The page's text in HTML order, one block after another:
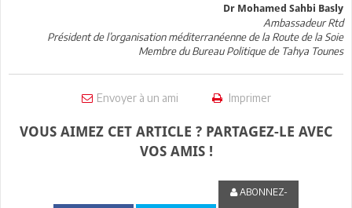
Dr Mohamed Sahbi Basly
Ambassadeur Rtd
Président de l’organisation méditerranéenne de la Route de la Soie
Membre du Bureau Politique de Tahya Tounes
Envoyer à un ami Imprimer
VOUS AIMEZ CET ARTICLE ? PARTAGEZ-LE AVEC
VOS AMIS !
ABONNEZ-